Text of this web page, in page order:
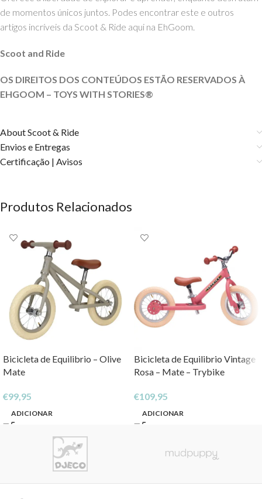
de momentos únicos juntos. Podes encontrar este e outros
artigos incríveis da Scoot & Ride aqui na EhGoom.
Scoot and Ride
OS DIREITOS DOS CONTEÚDOS ESTÃO RESERVADOS À
EHGOOM – TOYS WITH STORIES®️
About Scoot & Ride
Envios e Entregas
Certificação | Avisos
Produtos Relacionados
Bicicleta de Equilibrio – Olive
Mate
€99,95
ADICIONAR
Bicicleta de Equilibrio Vintage
Rosa – Mate – Trybike
€109,95
ADICIONAR